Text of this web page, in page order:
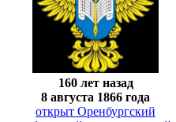
160 лет назад
8 августа 1866 года
открыт Оренбургский